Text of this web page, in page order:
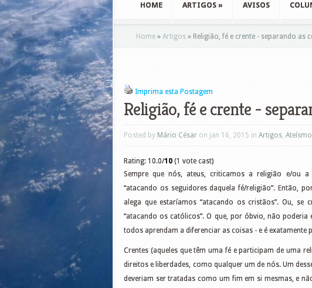
HOME ARTIGOS » AVISOS
Home » Artigos » Religião, fé e crente - separando as
Imprima esta Postagem
Religião, fé e crente -
Posted by Mário César on jan 16, 2015 in Artigos, Ateísmo
Rating: 10.0/10 (1 vote cast)
Sempre que nós, ateus, criticamos a religião e/ou a
“atacando os seguidores daquela fé/religião”. Então,
alega que estaríamos “atacando os cristãos”. Ou,
“atacando os católicos”. O que, por óbvio, não poderia
todos aprendam a diferenciar as coisas - e é exatamente
Crentes (aqueles que têm uma fé e participam de uma
direitos e liberdades, como qualquer um de nós. Um
deveriam ser tratadas como um fim em si mesmas, e